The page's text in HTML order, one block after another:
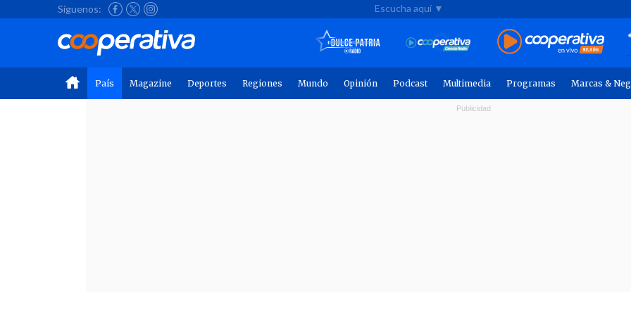
Síguenos: Escucha aquí ▼
País Magazine Deportes Regiones Mundo Opinión Podcast Multimedia Programas Marcas &